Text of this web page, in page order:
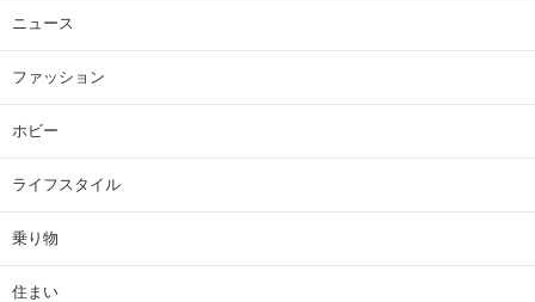
ニュース
ファッション
ホビー
ライフスタイル
乗り物
住まい